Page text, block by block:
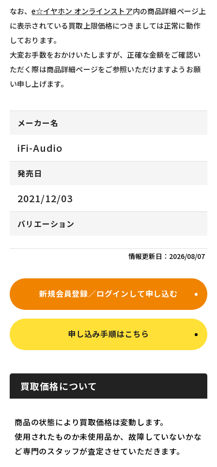
なお、e☆イヤホン オンラインストア内の商品詳細ページ上
に表示されている買取上限価格につきましては正常に動作
しております。
大変お手数をおかけいたしますが、正確な金額をご確認い
ただく際は商品詳細ページをご参照いただけますようお願
い申し上げます。
メーカー名
iFi-Audio
発売日
2021/12/03
バリエーション
情報更新日： 2026/08/07
新規会員登録／ログインして申し込む
申し込み手順はこちら
買取価格について
商品の状態により買取価格は変動します。
使用されたものか未使用品か、故障していないかな
ど専門のスタッフが査定させていただきます。